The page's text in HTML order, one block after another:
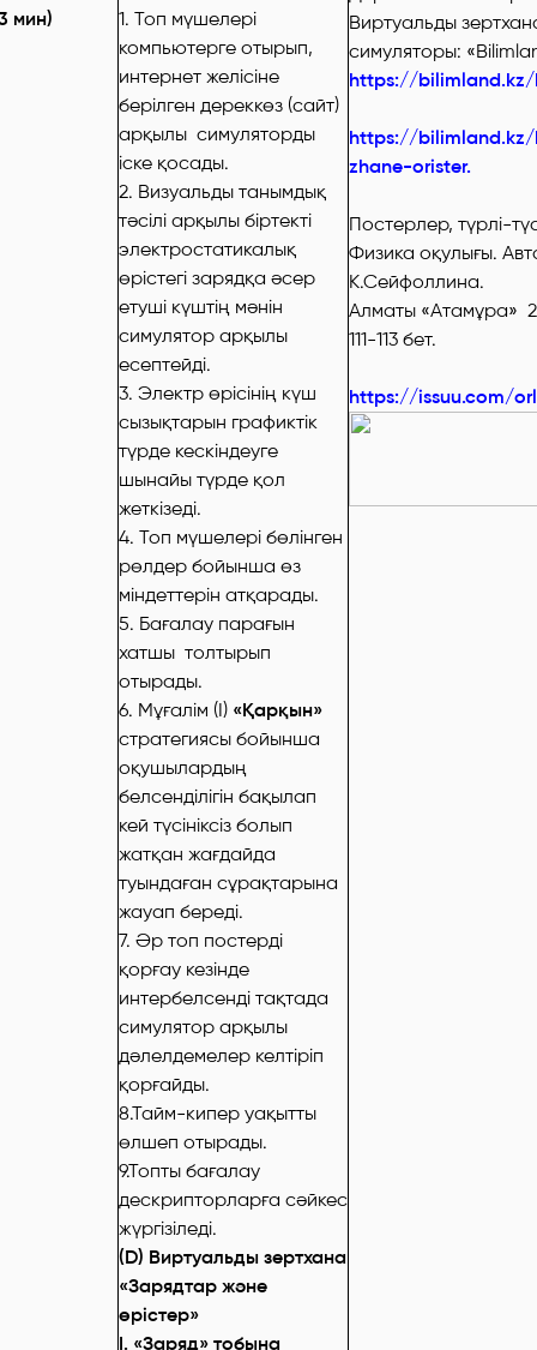
мин)
1. Топ мүшелері
компьютерге отырып,
интернет желісіне
берілген дереккөз (сайт)
арқылы симуляторды
іске қосады.
2. Визуальды танымдық
тәсілі арқылы біртекті
электростатикалық
өрістегі зарядқа әсер
етуші күштің мәнін
симулятор арқылы
есептейді.
3. Электр өрісінің күш
сызықтарын графиктік
түрде кескіндеуге
шынайы түрде қол
жеткізеді.
4. Топ мүшелері бөлінген
рөлдер бойынша өз
міндеттерін атқарады.
5. Бағалау парағын
хатшы толтырып
отырады.
6. Мұғалім (I) «Қарқын»
стратегиясы бойынша
оқушылардың
белсенділігін бақылап
кей түсініксіз болып
жатқан жағдайда
туындаған сұрақтарына
жауап береді.
7. Әр топ постерді
қорғау кезінде
интербелсенді тақтада
симулятор арқылы
дәлелдемелер келтіріп
қорғайды.
8.Тайм-кипер уақытты
өлшеп отырады.
9.Топты бағалау
дескрипторларға сәйкес
жүргізіледі.
(D) Виртуальды зертхана
«Зарядтар және
өрістер»
І. «Заряд» тобына
Виртуальды
симуляторы:
https://
https://
zhane-orister.
Постерлер, түрлі-
Физика оқулығы.
К.Сейфоллина.
Алматы «Атамұра»
111-113 бет.
https://issuu.com/